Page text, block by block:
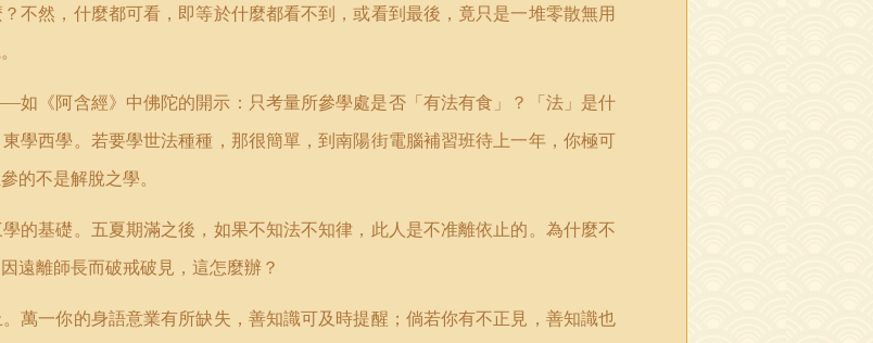
不然，什麼都可看，即等於什麼都看不到，或看到最後，竟只是一堆零散無用
《阿含經》中佛陀的開示：只考量所參學處是否「有法有食」？「法」是什
學西學。若要學世法種種，那很簡單，到南陽街電腦補習班待上一年，你極可
的不是解脫之學。
的基礎。五夏期滿之後，如果不知法不知律，此人是不准離依止的。為什麼不
遠離師長而破戒破見，這怎麼辦？
萬一你的身語意業有所缺失，善知識可及時提醒；倘若你有不正見，善知識也